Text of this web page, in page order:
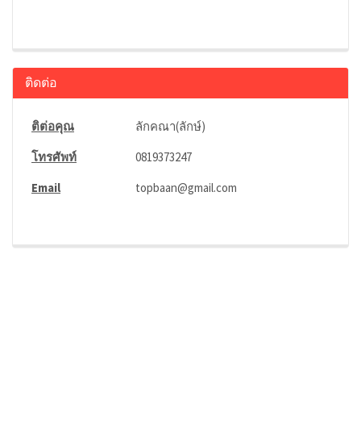
ติดต่อ
ติต่อคุณ
ลักคณา(ลักษ์)
โทรศัพท์
0819373247
Email
topbaan@gmail.com